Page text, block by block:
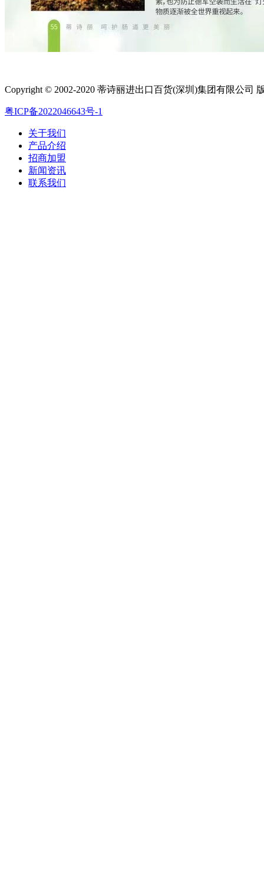
Copyright © 2002-2020 蒂诗丽进出口百货(深圳)集团有限公司
粤ICP备2022046643号-1
关于我们
产品介绍
招商加盟
新闻资讯
联系我们